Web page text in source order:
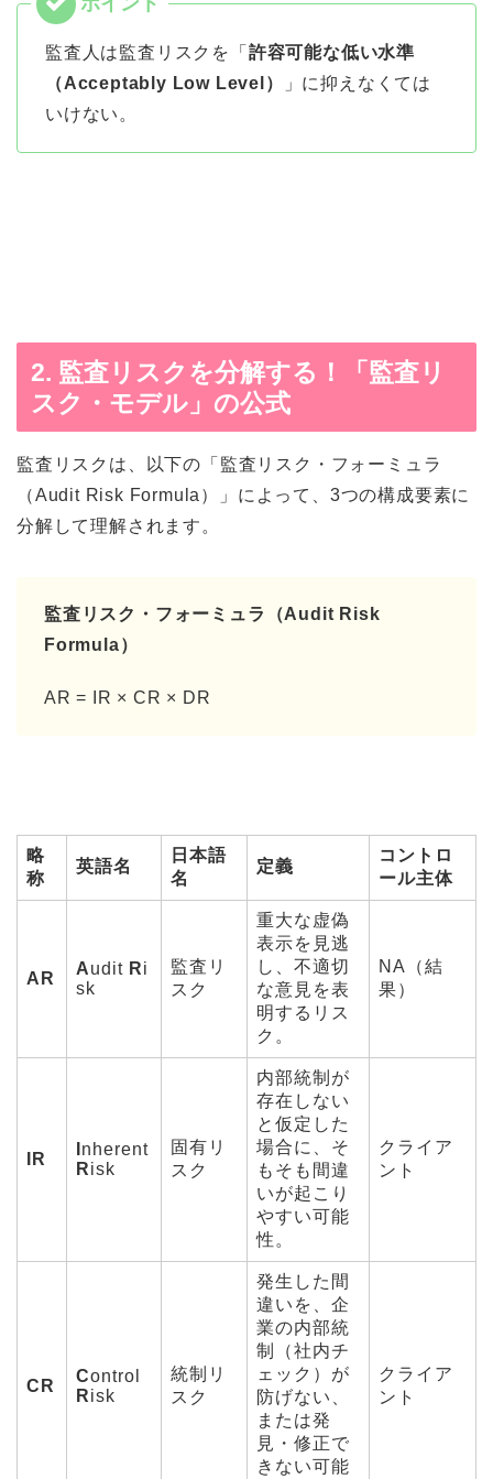
監査人は監査リスクを「 許容可能な低い水準
（Acceptably Low Level）
」に抑えなくては
いけない。
2. 監査リスクを分解する！「監査リ
スク・モデル」の公式
監査リスクは、以下の「監査リスク・フォーミュラ
（Audit Risk Formula）」によって、3つの構成要素に
分解して理解されます。
監査リスク・フォーミュラ（Audit Risk
Formula）
AR = IR × CR × DR
略
称
英語名
日本語
名
定義
コントロ
ール主体
AR
Audit Ri
sk
監査リ
スク
重大な虚偽
表示を見逃
し、不適切
な意見を表
明するリス
ク。
NA（結
果）
IR
nherent
Risk
固有リ
スク
内部統制が
存在しない
と仮定した
場合に、そ
もそも間違
いが起こり
やすい可能
性。
クライア
ント
CR
Control
Risk
統制リ
スク
発生した間
違いを、企
業の内部統
制（社内チ
ェック）が
防げない、
または発
見・修正で
きない可能
クライア
ント